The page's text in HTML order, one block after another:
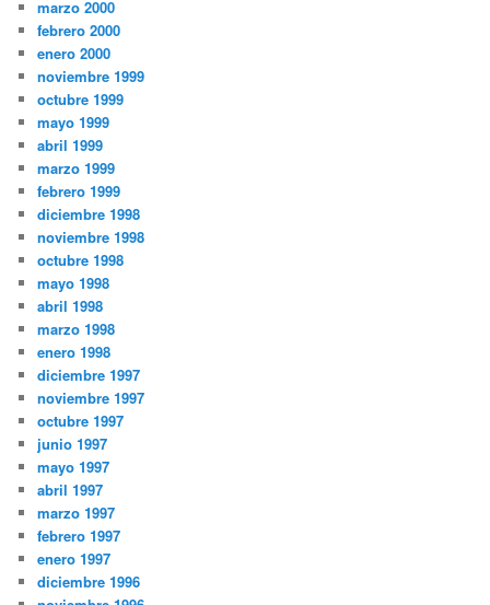
marzo 2000
febrero 2000
enero 2000
noviembre 1999
octubre 1999
mayo 1999
abril 1999
marzo 1999
febrero 1999
diciembre 1998
noviembre 1998
octubre 1998
mayo 1998
abril 1998
marzo 1998
enero 1998
diciembre 1997
noviembre 1997
octubre 1997
junio 1997
mayo 1997
abril 1997
marzo 1997
febrero 1997
enero 1997
diciembre 1996